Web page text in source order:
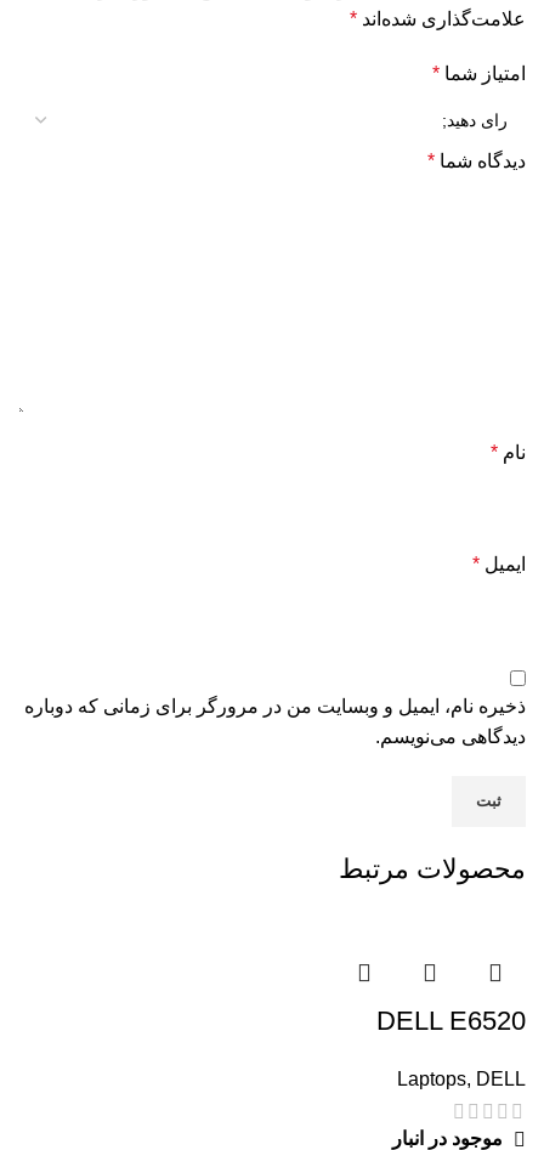
علامت‌گذاری شده‌اند *
امتیاز شما *
دیدگاه شما *
نام *
ایمیل *
ذخیره نام، ایمیل و وبسایت من در مرورگر برای زمانی که دوباره
دیدگاهی می‌نویسم.
محصولات مرتبط
DELL E6520
Laptops, DELL
موجود در انبار